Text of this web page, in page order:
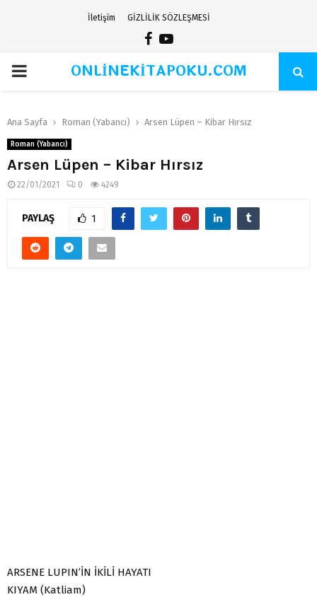
İletişim GİZLİLİK SÖZLEŞMESİ
Facebook
Youtube
PRIMARYONLİNEKİTAPOKU.COM
Ana Sayfa Roman (Yabancı) Arsen Lüpen – Kibar Hırsız
Roman (Yabancı)
Arsen Lüpen – Kibar Hırsız
22/01/2021 0 4249
PAYLAŞ 1
ARSENE LUPIN’İN İKİLİ HAYATI
KIYAM (Katliam)